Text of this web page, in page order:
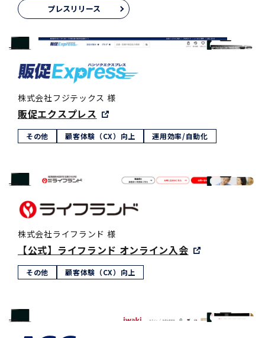
プレスリリース
株式会社フジテックス 様
販促エクスプレス
その他 顧客体験（CX）向上 運用効率/自動化
株式会社ライフランド 様
【公式】ライフランド オンライン入会
その他 顧客体験（CX）向上